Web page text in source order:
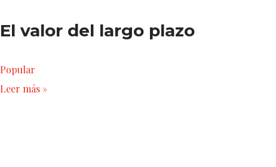
El valor del largo plazo
Popular
Leer más »